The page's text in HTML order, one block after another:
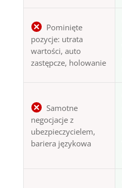
Pominięte
pozycje: utrata
wartości, auto
zastępcze, holowanie
Samotne
negocjacje z
ubezpieczycielem,
bariera językowa